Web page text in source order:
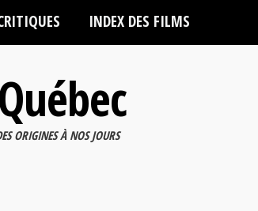
INDEX DES FILMS
ORIGINES À NOS JOURS